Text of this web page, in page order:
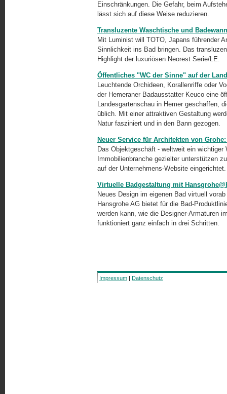
Einschränkungen. Die Gefahr, beim
lässt sich auf diese Weise reduzieren.
Transluzente Waschtische und
Mit Luminist will TOTO, Japans führender
Sinnlichkeit ins Bad bringen. Das
Highlight der luxuriösen Neorest Serie/LE.
Öffentliches "WC der Sinne" auf der
Leuchtende Orchideen, Korallenriffe oder
der Hemeraner Badausstatter Keuco eine
Landesgartenschau in Hemer geschaffen,
üblich. Mit einer attraktiven Gestaltung
Natur fasziniert und in den Bann gezogen.
Neuer Service für Architekten von
Das Objektgeschäft - weltweit ein
Immobilienbranche gezielter unterstützen
auf der Unternehmens-Website eingerichtet.
Virtuelle Badgestaltung mit
Neues Design im eigenen Bad virtuell
Hansgrohe AG bietet für die Bad-
werden kann, wie die Designer-Armaturen
funktioniert ganz einfach in drei Schritten.
Impressum | Datenschutz